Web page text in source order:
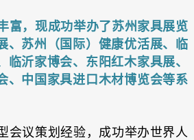
，现成功举办了苏州家具展览
、苏州（国际）健康优活展、临
临沂家博会、东阳红木家具展、
、中国家具进口木材博览会等系
议策划经验，成功举办世界人